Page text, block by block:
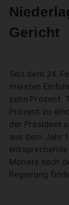
Gericht
Seit dem 24.
meisten
zehn Prozent.
Prozent zu
der Präsident
aus dem Jahr
Monate nach
Regierung